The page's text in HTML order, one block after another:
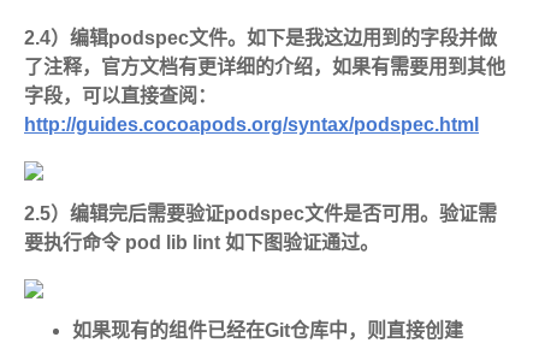
2.4）编辑podspec文件。如下是我这边用到的字段并做
了注释，官方文档有更详细的介绍，如果有需要用到其他
字段，可以直接查阅：
http://guides.cocoapods.org/syntax/podspec.html
2.5）编辑完后需要验证podspec文件是否可用。验证需
要执行命令 pod lib lint 如下图验证通过。
如果现有的组件已经在Git仓库中，则直接创建